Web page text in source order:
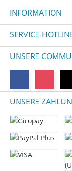
INFORMATION
SERVICE-
UNSERE
UNSERE